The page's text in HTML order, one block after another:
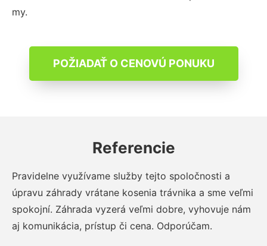
my.
POŽIADAŤ O CENOVÚ PONUKU
Referencie
Pravidelne využívame služby tejto spoločnosti a
úpravu záhrady vrátane kosenia trávnika a sme veľmi
spokojní. Záhrada vyzerá veľmi dobre, vyhovuje nám
aj komunikácia, prístup či cena. Odporúčam.